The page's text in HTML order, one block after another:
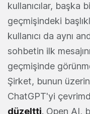
kullanıcılar, başka
geçmişindeki
kullanıcı da aynı
sohbetin ilk
geçmişinde
Şirket, bunun
ChatGPT'yi
düzeltti. Open AI,